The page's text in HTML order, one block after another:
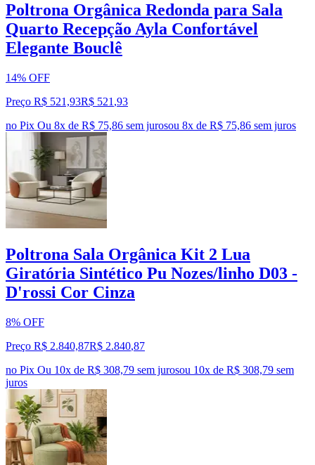
Poltrona Orgânica Redonda para Sala
Quarto Recepção Ayla Confortável
Elegante Bouclê
14% OFF
Preço R$ 521,93R$ 521 ,93
no Pix Ou 8x de R$ 75,86 sem jurosou 8x de R$ 75,86 sem juros
Poltrona Sala Orgânica Kit 2 Lua
Giratória Sintético Pu Nozes/linho D03 -
D'rossi Cor Cinza
8% OFF
Preço R$ 2.840,87R$ 2.840,87
no Pix Ou 10x de R$ 308,79 sem jurosou 10x de R$ 308,79 sem
juros